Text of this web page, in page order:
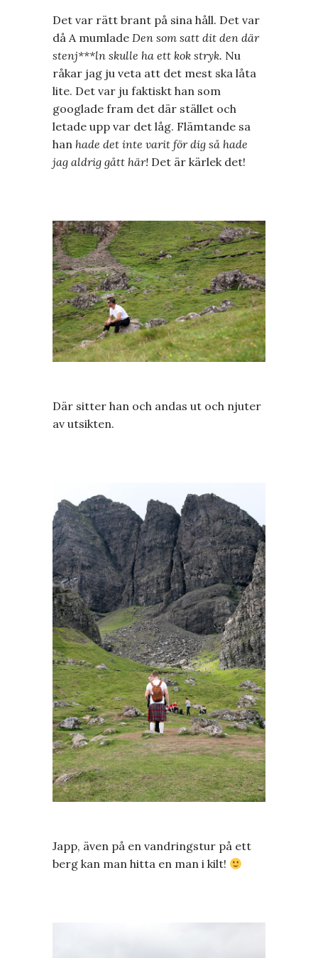
Det var rätt brant på sina håll. Det var
då A mumlade Den som satt dit den där
stenj***ln skulle ha ett kok stryk. Nu
råkar jag ju veta att det mest ska låta
lite. Det var ju faktiskt han som
googlade fram det där stället och
letade upp var det låg. Flämtande sa
han hade det inte varit för dig så hade
jag aldrig gått här! Det är kärlek det!
Där sitter han och andas ut och njuter
av utsikten.
Japp, även på en vandringstur på ett
berg kan man hitta en man i kilt!